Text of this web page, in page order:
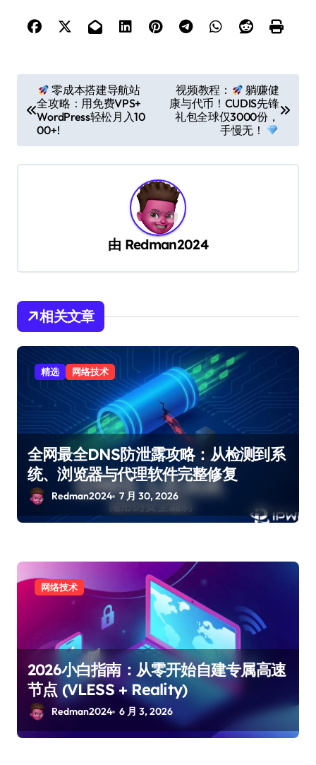
章
零成本搭建导航站
全攻略：用免费VPS+
WordPress轻松月入10
00+!
视频教程：
躺赚健
康与代币！CUDIS先锋
礼包全球仅3000份，
手慢无！
由 Redman2024
相关文章
精选 网络技术
全网最全DNS防泄露攻略：从检测到系
统、浏览器与代理软件完整修复
Redman2024 7 月 30, 2026
网络技术
2026小白指南：从零开始自建专属高速
节点 (VLESS + Reality)
Redman2024 6 月 3, 2026